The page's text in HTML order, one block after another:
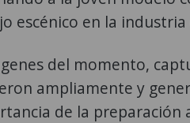
escénico en la
del momento,
ampliamente y
de la preparación